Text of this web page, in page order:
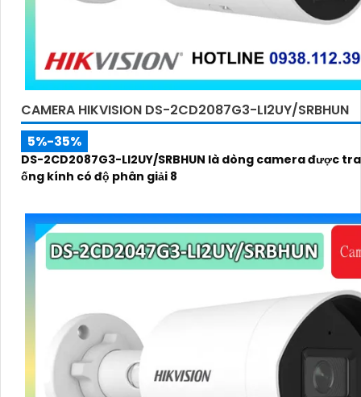
CAMERA HIKVISION DS-2CD2087G3-LI2UY/SRBHUN
5%-35%
DS-2CD2087G3-LI2UY/SRBHUN là dòng camera được
ống kính có độ phân giải 8